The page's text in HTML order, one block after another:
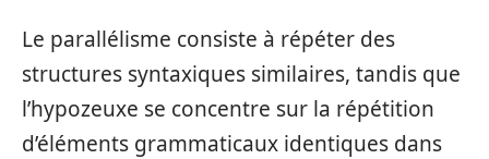
Le parallélisme consiste à répéter des
structures syntaxiques similaires, tandis que
l’hypozeuxe se concentre sur la répétition
d’éléments grammaticaux identiques dans